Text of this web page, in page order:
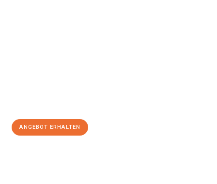
ANGEBOT ERHALTEN